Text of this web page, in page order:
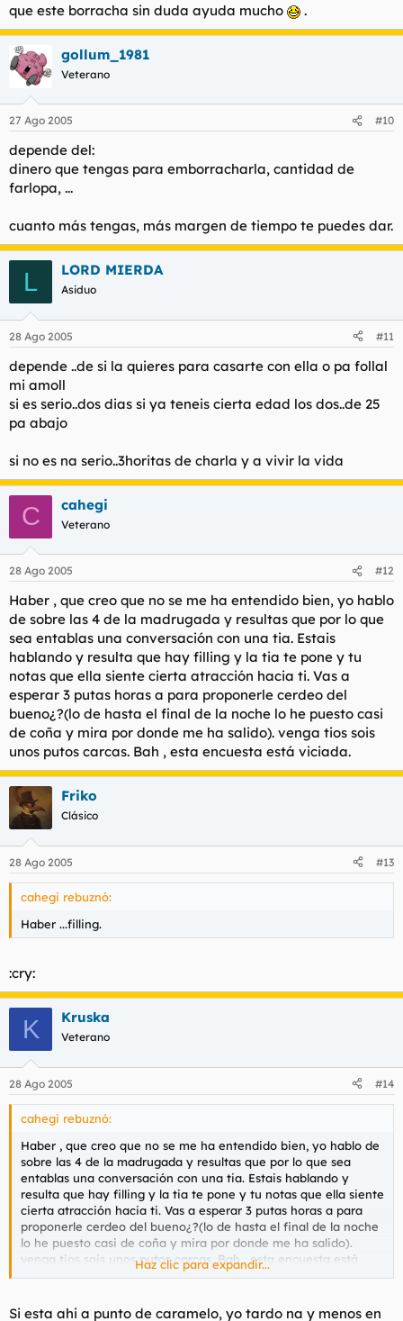
que este borracha sin duda ayuda mucho .
gollum_1981
Veterano
27 Ago 2005 #10
depende del:
dinero que tengas para emborracharla, cantidad de
farlopa, ...
cuanto más tengas, más margen de tiempo te puedes dar.
L LORD MIERDA
Asiduo
28 Ago 2005 #11
depende ..de si la quieres para casarte con ella o pa follal
mi amoll
si es serio..dos dias si ya teneis cierta edad los dos..de 25
pa abajo
si no es na serio..3horitas de charla y a vivir la vida
C cahegi
Veterano
28 Ago 2005 #12
Haber , que creo que no se me ha entendido bien, yo hablo
de sobre las 4 de la madrugada y resultas que por lo que
sea entablas una conversación con una tia. Estais
hablando y resulta que hay filling y la tia te pone y tu
notas que ella siente cierta atracción hacia ti. Vas a
esperar 3 putas horas a para proponerle cerdeo del
bueno¿?(lo de hasta el final de la noche lo he puesto casi
de coña y mira por donde me ha salido). venga tios sois
unos putos carcas. Bah , esta encuesta está viciada.
Friko
Clásico
28 Ago 2005 #13
cahegi rebuznó:
Haber ...filling.
:cry:
K Kruska
Veterano
28 Ago 2005 #14
cahegi rebuznó:
Haber , que creo que no se me ha entendido bien, yo hablo de
sobre las 4 de la madrugada y resultas que por lo que sea
entablas una conversación con una tia. Estais hablando y
resulta que hay filling y la tia te pone y tu notas que ella siente
cierta atracción hacia ti. Vas a esperar 3 putas horas a para
proponerle cerdeo del bueno¿?(lo de hasta el final de la noche
lo he puesto casi de coña y mira por donde me ha salido).
venga tios sois unos putos carcas. Bah , esta encuesta está
viciada.
Haz clic para expandir...
Si esta ahi a punto de caramelo, yo tardo na y menos en